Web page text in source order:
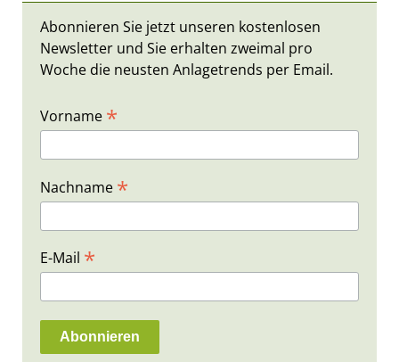
Abonnieren Sie jetzt unseren kostenlosen
Newsletter und Sie erhalten zweimal pro
Woche die neusten Anlagetrends per Email.
Vorname *
Nachname *
E-Mail *